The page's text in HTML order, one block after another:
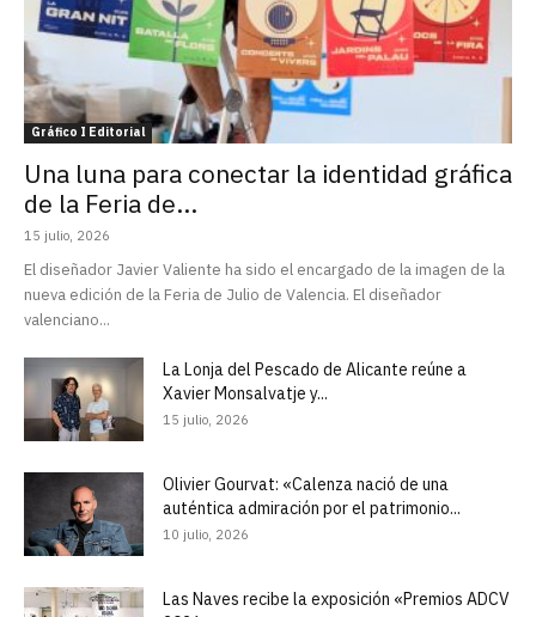
Gráfico I Editorial
Una luna para conectar la identidad gráfica
de la Feria de...
15 julio, 2026
El diseñador Javier Valiente ha sido el encargado de la imagen de la
nueva edición de la Feria de Julio de Valencia. El diseñador
valenciano...
La Lonja del Pescado de Alicante reúne a
Xavier Monsalvatje y...
15 julio, 2026
Olivier Gourvat: «Calenza nació de una
auténtica admiración por el patrimonio...
10 julio, 2026
Las Naves recibe la exposición «Premios ADCV